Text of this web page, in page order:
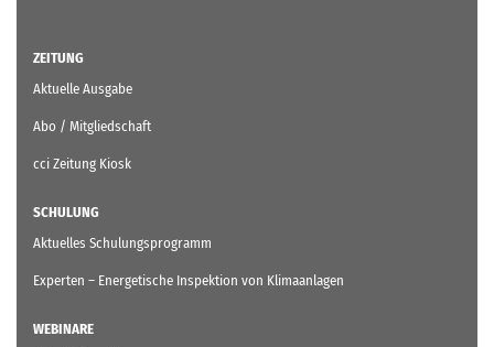
ZEITUNG
Aktuelle Ausgabe
Abo / Mitgliedschaft
cci Zeitung Kiosk
SCHULUNG
Aktuelles Schulungsprogramm
Experten – Energetische Inspektion von Klimaanlagen
WEBINARE